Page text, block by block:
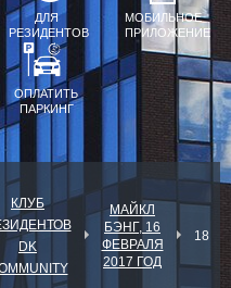
ДЛЯ
РЕЗИДЕНТОВ
МОБИЛЬНОЕ
ПРИЛОЖЕНИЕ
ОПЛАТИТЬ
ПАРКИНГ
КЛУБ
DK
МАЙКЛ
БЭНГ, 16
ФЕВРАЛЯ
2017 ГОД
18